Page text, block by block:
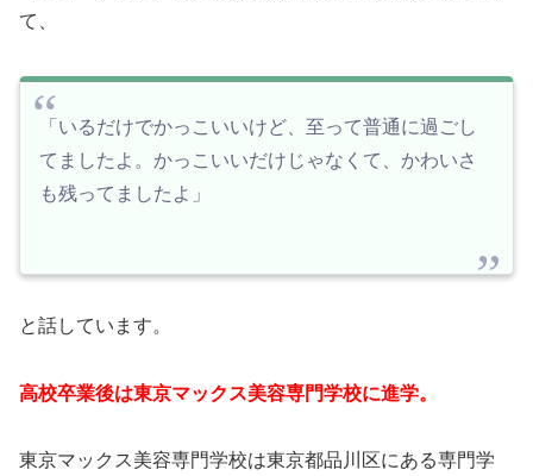
て、
「いるだけでかっこいいけど、至って普通に過ごし
てましたよ。かっこいいだけじゃなくて、かわいさ
も残ってましたよ」
と話しています。
高校卒業後は東京マックス美容専門学校に進学。
東京マックス美容専門学校は東京都品川区にある専門学